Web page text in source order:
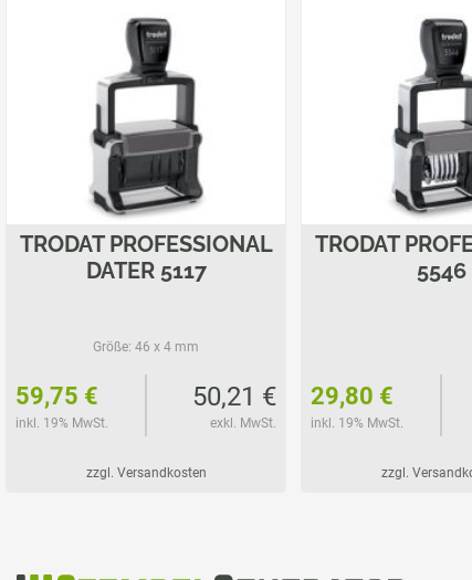
TRODAT PROFESSIONAL
DATER 5117
Größe: 46 x 4 mm
59,75 €
inkl. 19% MwSt.
50,21 €
exkl. MwSt.
zzgl. Versandkosten
TRODAT
5546
29,80 €
inkl. 19% MwSt.
zzgl.